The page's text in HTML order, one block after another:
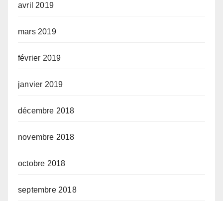
avril 2019
mars 2019
février 2019
janvier 2019
décembre 2018
novembre 2018
octobre 2018
septembre 2018